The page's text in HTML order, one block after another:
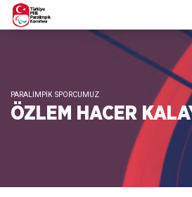
PARALIMPIK SPORCUMUZ
ÖZLEM HACER